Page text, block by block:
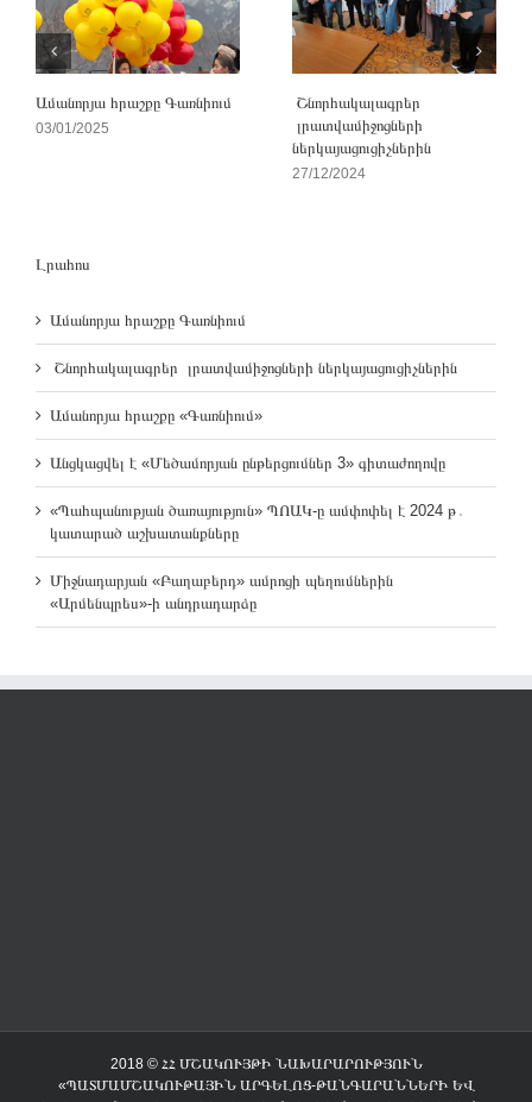
Ամանորյա հրաշքը Գառնիում
03/01/2025
Շնորհակալագրեր
լրատվամիջոցների
ներկայացուցիչներին
27/12/2024
Լրահոս
Ամանորյա հրաշքը Գառնիում
Շնորհակալագրեր լրատվամիջոցների ներկայացուցիչներին
Ամանորյա հրաշքը «Գառնիում»
Անցկացվել է «Մեծամորյան ընթերցումներ 3» գիտաժողովը
«Պահպանության ծառայություն» ՊՈԱԿ-ը ամփոփել է 2024 թ․
կատարած աշխատանքները
Միջնադարյան «Բաղաբերդ» ամրոցի պեղումներին
«Արմենպրես»-ի անդրադարձը
2018 © ՀՀ ՄՇԱԿՈՒՅԹԻ ՆԱԽԱՐԱՐՈՒԹՅՈՒՆ
«ՊԱՏՄԱՄՇԱԿՈՒԹԱՅԻՆ ԱՐԳԵԼՈՑ-ԹԱՆԳԱՐԱՆՆԵՐԻ ԵՎ